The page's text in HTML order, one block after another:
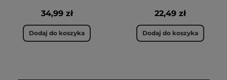
34,99 zł
Dodaj do koszyka
22,49 zł
Dodaj do koszyka